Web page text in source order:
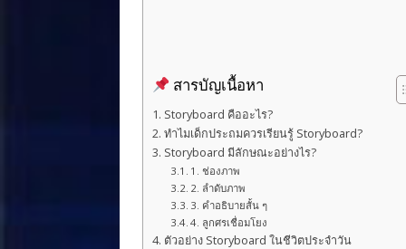
สารบัญเนื้อหา
Storyboard คืออะไร?
ทำไมเด็กประถมควรเรียนรู้ Storyboard?
Storyboard มีลักษณะอย่างไร?
1. ช่องภาพ
2. ลำดับภาพ
3. คำอธิบายสั้น ๆ
4. ลูกศรเชื่อมโยง
ตัวอย่าง Storyboard ในชีวิตประจำวัน